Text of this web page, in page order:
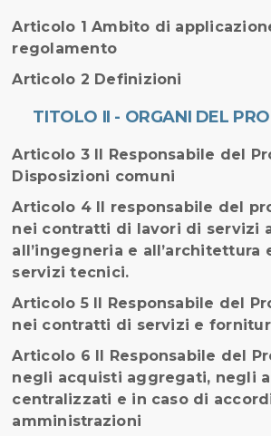
Articolo 1 Ambito di
regolamento
Articolo 2 Definizioni
TITOLO II - ORGANI DEL
Articolo 3 Il Responsabile del
Disposizioni comuni
Articolo 4 Il responsabile del
nei contratti di lavori di servizi
all’ingegneria e all’architettura
servizi tecnici.
Articolo 5 Il Responsabile del
nei contratti di servizi e
Articolo 6 Il Responsabile del
negli acquisti aggregati, negli
centralizzati e in caso di
amministrazioni